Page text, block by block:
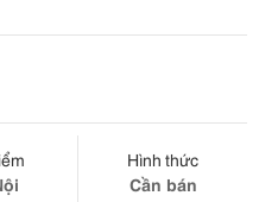
Hình thức
Cần bán